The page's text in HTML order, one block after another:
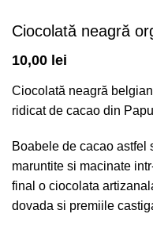
Ciocolată neagră
10,00 lei
Ciocolată neagră
ridicat de cacao din
Boabele de cacao astfel
maruntite si macinate
final o ciocolata
dovada si premiile